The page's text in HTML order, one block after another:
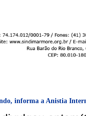
informa a Anistia